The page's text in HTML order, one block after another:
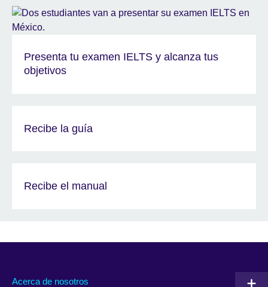
Presenta tu examen IELTS y alcanza tus
objetivos
Recibe la guía
Recibe el manual
Acerca de nosotros